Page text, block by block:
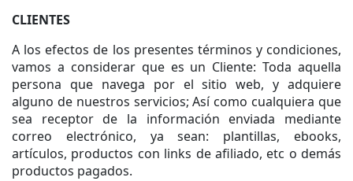
CLIENTES
A los efectos de los presentes términos y condiciones,
vamos a considerar que es un Cliente: Toda aquella
persona que navega por el sitio web, y adquiere
alguno de nuestros servicios; Así como cualquiera que
sea receptor de la información enviada mediante
correo electrónico, ya sean: plantillas, ebooks,
artículos, productos con links de afiliado, etc o demás
productos pagados.